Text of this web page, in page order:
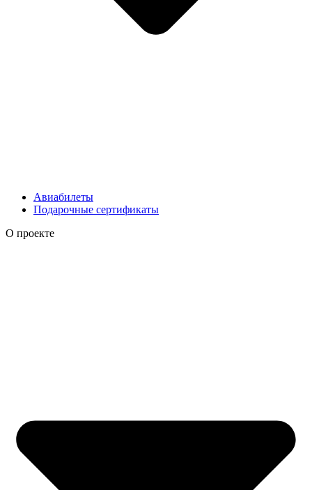
Авиабилеты
Подарочные сертификаты
О проекте